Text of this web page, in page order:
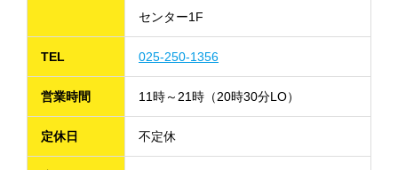
センター1F
TEL 025-250-1356
営業時間 11時～21時（20時30分LO）
定休日 不定休